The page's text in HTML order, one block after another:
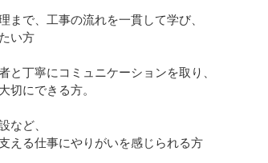
まで、工事の流れを一貫して学び、
い方
と丁寧にコミュニケーションを取り、
切にできる方。
など、
える仕事にやりがいを感じられる方